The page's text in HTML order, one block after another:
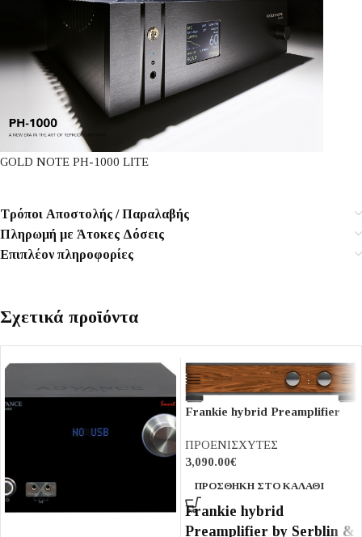
GOLD NOTE PH-1000 LITE
Τρόποι Αποστολής / Παραλαβής
Πληρωμή με Άτοκες Δόσεις
Επιπλέον πληροφορίες
Σχετικά προϊόντα
Frankie hybrid Preamplifier
ΠΡΟΕΝΙΣΧΥΤΕΣ
3,090.00€
ΠΡΟΣΘΉΚΗ ΣΤΟ ΚΑΛΆΘΙ
Frankie hybrid
Preamplifier by Serblin &